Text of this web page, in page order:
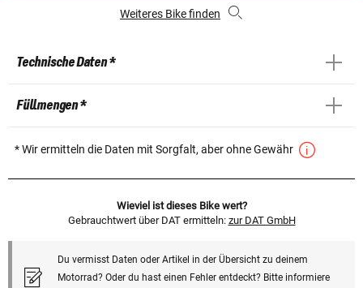
Weiteres Bike finden
Technische Daten *
Füllmengen *
* Wir ermitteln die Daten mit Sorgfalt, aber ohne Gewähr
Wieviel ist dieses Bike wert?
Gebrauchtwert über DAT ermitteln: zur DAT GmbH
Du vermisst Daten oder Artikel in der Übersicht zu deinem
Motorrad? Oder du hast einen Fehler entdeckt? Bitte informiere